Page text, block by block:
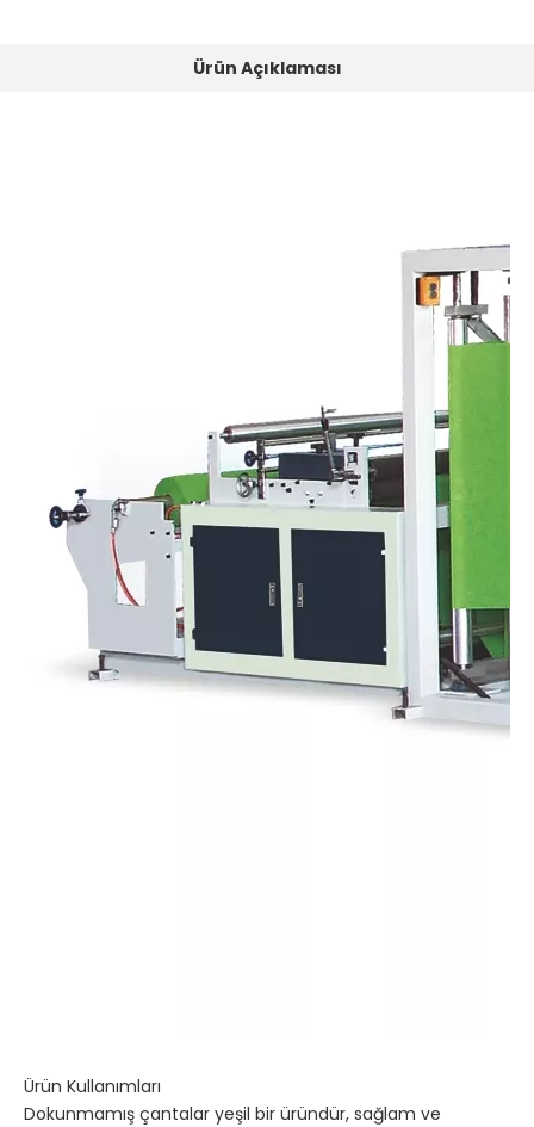
Ürün Açıklaması
Ürün Kullanımları
Dokunmamış çantalar yeşil bir üründür, sağlam ve